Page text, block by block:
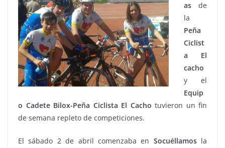
as de
la
Peña
Ciclist
a El
cacho
y el
Equip
o Cadete Bilox-Peña Ciclista El Cacho tuvieron un fin
de semana repleto de competiciones.
El sábado 2 de abril comenzaba en Socuéllamosla